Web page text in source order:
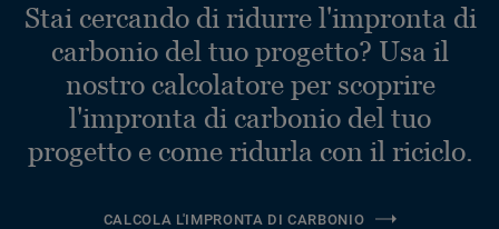
Stai cercando di ridurre l'impronta di
carbonio del tuo progetto? Usa il
nostro calcolatore per scoprire
l'impronta di carbonio del tuo
progetto e come ridurla con il riciclo.
CALCOLA L'IMPRONTA DI CARBONIO